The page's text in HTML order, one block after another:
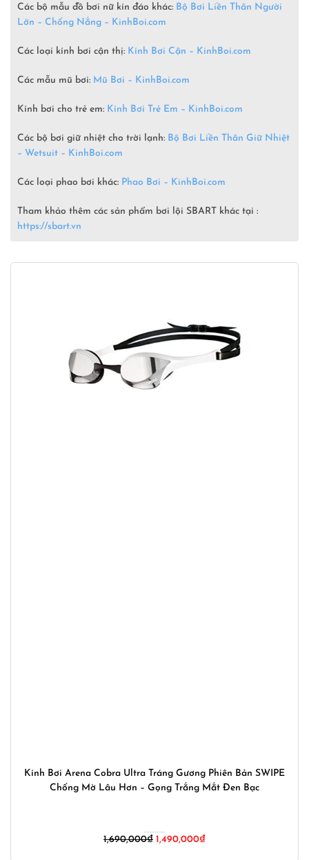
Các bộ mẫu đồ bơi nữ kín đáo khác: Bộ Bơi Liền Thân Người
Lớn – Chống Nắng – KinhBoi.com
Các loại kính bơi cận thị: Kính Bơi Cận – KinhBoi.com
Các mẫu mũ bơi: Mũ Bơi – KinhBoi.com
Kính bơi cho trẻ em: Kính Bơi Trẻ Em – KinhBoi.com
Các bộ bơi giữ nhiệt cho trời lạnh: Bộ Bơi Liền Thân Giữ Nhiệt
– Wetsuit – KinhBoi.com
Các loại phao bơi khác: Phao Bơi – KinhBoi.com
Tham khảo thêm các sản phẩm bơi lội SBART khác tại :
https://sbart.vn
Kính Bơi Arena Cobra Ultra Tráng Gương Phiên Bản SWIPE
Chống Mờ Lâu Hơn – Gọng Trắng Mắt Đen Bạc
1,690,000₫ Giá
1,490,000₫Giá